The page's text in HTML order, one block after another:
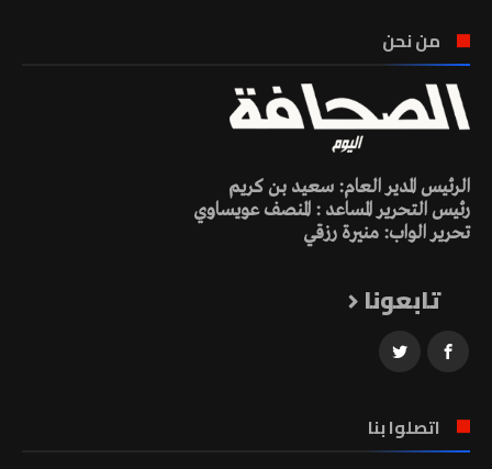
من نحن
الرئيس المدير العام: سعيد بن كريم
رئيس التحرير المساعد : المنصف عويساوي
تحرير الواب: منيرة رزقي
تابعونا
اتصلوا بنا